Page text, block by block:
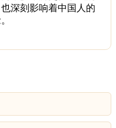
深刻影响着中国人的